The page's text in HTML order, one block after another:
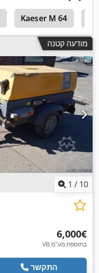
Kaeser M 64
מודעה קטנה
1 / 10
‏6,000 ‏€
VB בתוספת מע"מ
התקשר